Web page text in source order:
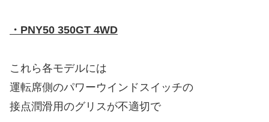
・PNY50 350GT 4WD
これら各モデルには
運転席側のパワーウインドスイッチの
接点潤滑用のグリスが不適切で